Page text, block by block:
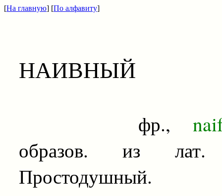
[На главную] [По алфавиту]
НАИВНЫЙ
фр.,
образов. из лат.
Простодушный.